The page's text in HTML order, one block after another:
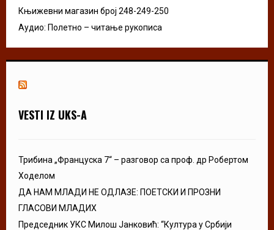
Књижевни магазин број 248-249-250
Аудио: Полетно – читање рукописа
VESTI IZ UKS-A
Трибина „Француска 7“ – разговор са проф. др Робертом
Ходелом
ДА НАМ МЛАДИ НЕ ОДЛАЗЕ: ПОЕТСКИ И ПРОЗНИ
ГЛАСОВИ МЛАДИХ
Председник УКС Милош Јанковић: “Култура у Србији